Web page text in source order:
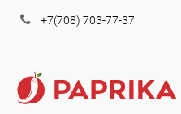
+7(708) 703-77-37